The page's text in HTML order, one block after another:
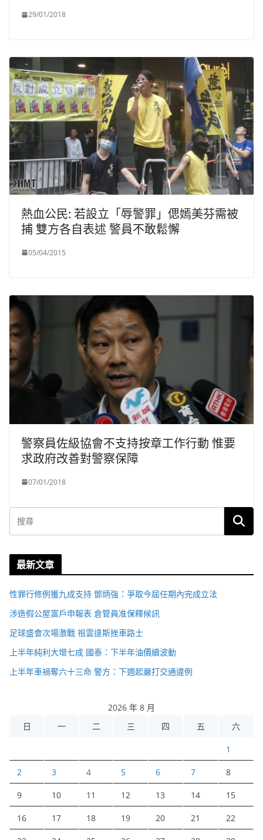
29/01/2018
熱血公民: 若設立「辱警罪」偲嫣美芬需被
捕 雙方各自表述 警員不敢鬆懈
05/04/2015
警察員佐級協會不支持按章工作行動 惟要
求政府改善對警察保障
07/01/2018
最新文章
性罪行修例獲九成支持 鄧炳強：爭取今屆任期內完成立法
涉造假公屋富戶申報表 倉管員准保釋候訊
足球盛會次場激戰 祖雲達斯挫車路士
上半年純利大增七成 國泰：下半年油價續波動
上半年車禍奪六十三命 警方：下週起嚴打交通違例
2026 年 8 月
日
一 二 三 四 五 六
1
2 3 4 5 6 7 8
9 10 11 12 13 14 15
16 17 18 19 20 21 22